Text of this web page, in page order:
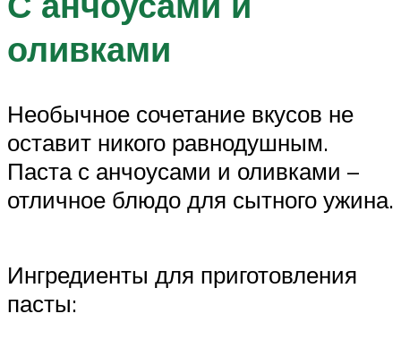
оливками
Необычное сочетание вкусов не
оставит никого равнодушным.
Паста с анчоусами и оливками –
отличное блюдо для сытного ужина.
Ингредиенты для приготовления
пасты: